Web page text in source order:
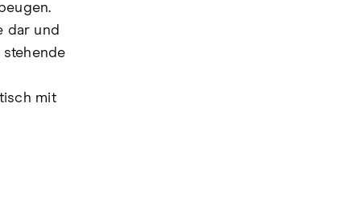
dar und
stehende
mit